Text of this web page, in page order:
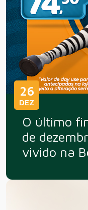
26
DEZ
O último
de
vivido na